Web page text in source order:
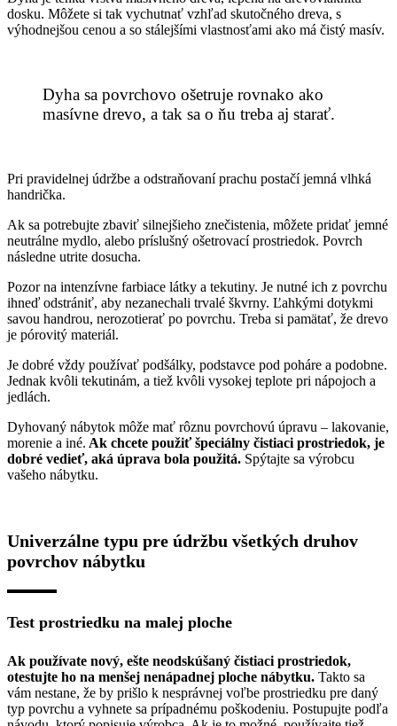
dosku. Môžete si tak vychutnať vzhľad skutočného dreva, s
výhodnejšou cenou a so stálejšími vlastnosťami ako má čistý masív.
Dyha sa povrchovo ošetruje rovnako ako
masívne drevo, a tak sa o ňu treba aj starať.
Pri pravidelnej údržbe a odstraňovaní prachu postačí jemná vlhká
handrička.
Ak sa potrebujte zbaviť silnejšieho znečistenia, môžete pridať jemné
neutrálne mydlo, alebo príslušný ošetrovací prostriedok. Povrch
následne utrite dosucha.
Pozor na intenzívne farbiace látky a tekutiny. Je nutné ich z povrchu
ihneď odstrániť, aby nezanechali trvalé škvrny. Ľahkými dotykmi
savou handrou, nerozotierať po povrchu. Treba si pamätať, že drevo
je pórovitý materiál.
Je dobré vždy používať podšálky, podstavce pod poháre a podobne.
Jednak kvôli tekutinám, a tiež kvôli vysokej teplote pri nápojoch a
jedlách.
Dyhovaný nábytok môže mať rôznu povrchovú úpravu – lakovanie,
morenie a iné. Ak chcete použiť špeciálny čistiaci prostriedok, je
dobré vedieť, aká úprava bola použitá. Spýtajte sa výrobcu
vašeho nábytku.
Univerzálne typu pre údržbu všetkých druhov
povrchov nábytku
Test prostriedku na malej ploche
Ak používate nový, ešte neodskúšaný čistiaci prostriedok,
otestujte ho na menšej nenápadnej ploche nábytku. Takto sa
vám nestane, že by prišlo k nesprávnej voľbe prostriedku pre daný
typ povrchu a vyhnete sa prípadnému poškodeniu. Postupujte podľa